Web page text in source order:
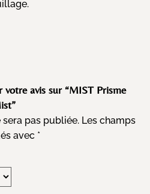
votre avis sur “MIST Prisme
pas publiée. Les champs
avec *